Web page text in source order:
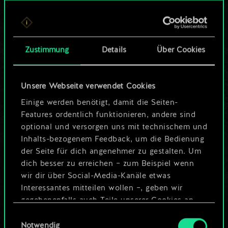
Zustimmung Details Über Cookies
Unsere Webseite verwendet Cookies
Einige werden benötigt, damit die Seiten-
Features ordentlich funktionieren, andere sind
optional und versorgen uns mit technischem und
Inhalts-bezogenem Feedback, um die Bedienung
der Seite für dich angenehmer zu gestalten. Um
dich besser zu erreichen – zum Beispiel wenn
wir dir über Social-Media-Kanäle etwas
Interessantes mitteilen wollen –, geben wir
gegebenenfalls auch Teile unserer Cookies an
Cookies erfordert allerdings deine Zustimmung.
Notwendig
Bis jetzt ist dies nur
ein geteilter Satz
Karten.
Wo es doch so viel
mehr sein kann!
Deck benennen und Leitfaden
Deck bearbeiten